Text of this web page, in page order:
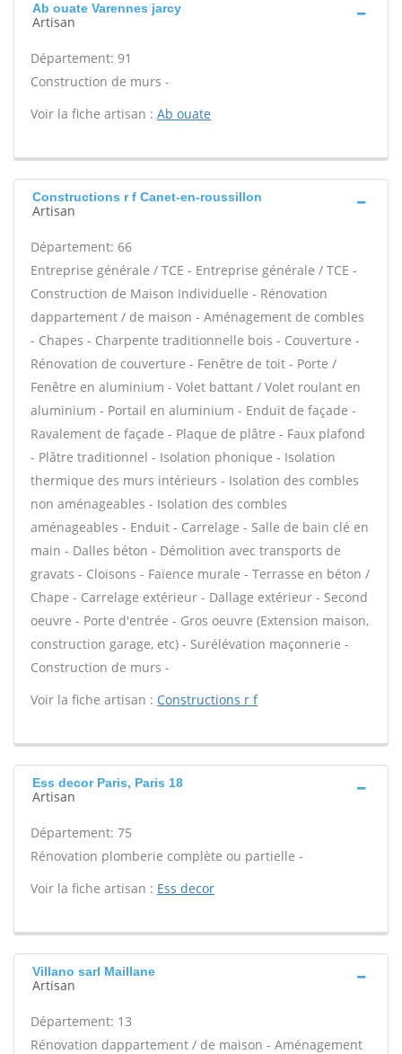
Ab ouate Varennes jarcy
Artisan
Département: 91
Construction de murs -
Voir la fiche artisan : Ab ouate
Constructions r f Canet-en-roussillon
Artisan
Département: 66
Entreprise générale / TCE - Entreprise générale / TCE -
Construction de Maison Individuelle - Rénovation
dappartement / de maison - Aménagement de combles
- Chapes - Charpente traditionnelle bois - Couverture -
Rénovation de couverture - Fenêtre de toit - Porte /
Fenêtre en aluminium - Volet battant / Volet roulant en
aluminium - Portail en aluminium - Enduit de façade -
Ravalement de façade - Plaque de plâtre - Faux plafond
- Plâtre traditionnel - Isolation phonique - Isolation
thermique des murs intérieurs - Isolation des combles
non aménageables - Isolation des combles
aménageables - Enduit - Carrelage - Salle de bain clé en
main - Dalles béton - Démolition avec transports de
gravats - Cloisons - Faïence murale - Terrasse en béton /
Chape - Carrelage extérieur - Dallage extérieur - Second
oeuvre - Porte d'entrée - Gros oeuvre (Extension maison,
construction garage, etc) - Surélévation maçonnerie -
Construction de murs -
Voir la fiche artisan : Constructions r f
Ess decor Paris, Paris 18
Artisan
Département: 75
Rénovation plomberie complète ou partielle -
Voir la fiche artisan : Ess decor
Villano sarl Maillane
Artisan
Département: 13
Rénovation dappartement / de maison - Aménagement